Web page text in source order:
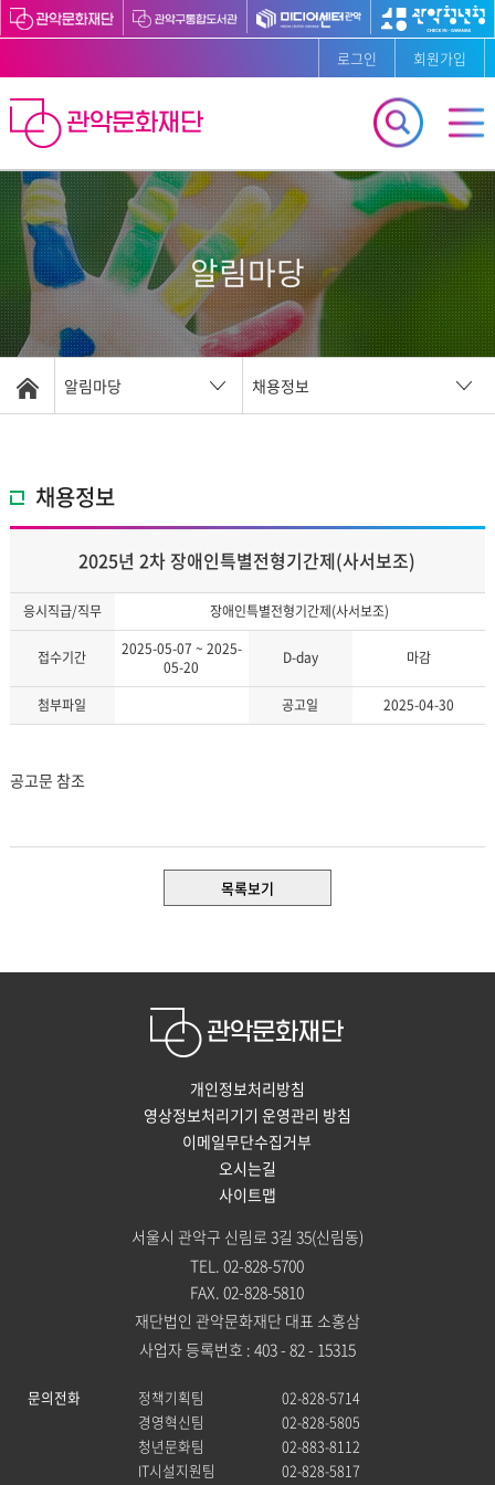
로그인 회원가입
알림마당
알림마당 채용정보
채용정보
2025년 2차 장애인특별전형기간제(사서보조)
응시직급/직무 장애인특별전형기간제(사서보조)
접수기간
2025-05-07 ~ 2025-
05-20
D-day 마감
첨부파일 공고일 2025-04-30
공고문 참조
목록보기
개인정보처리방침
영상정보처리기기 운영관리 방침
이메일무단수집거부
오시는길
사이트맵
서울시 관악구 신림로 3길 35(신림동)
TEL. 02-828-5700
FAX. 02-828-5810
재단법인 관악문화재단 대표 소홍삼
사업자 등록번호 : 403 - 82 - 15315
문의전화 정책기획팀
02-828-5714
경영혁신팀
02-828-5805
청년문화팀
02-883-8112
IT시설지원팀
02-828-5817